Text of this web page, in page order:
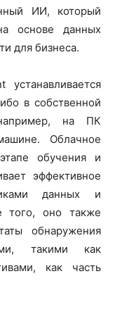
ИИ, который
основе данных
для бизнеса.
устанавливается
в собственной
например, на ПК
Облачное
обучения и
эффективное
данных и
того, оно также
обнаружения
такими как
как часть